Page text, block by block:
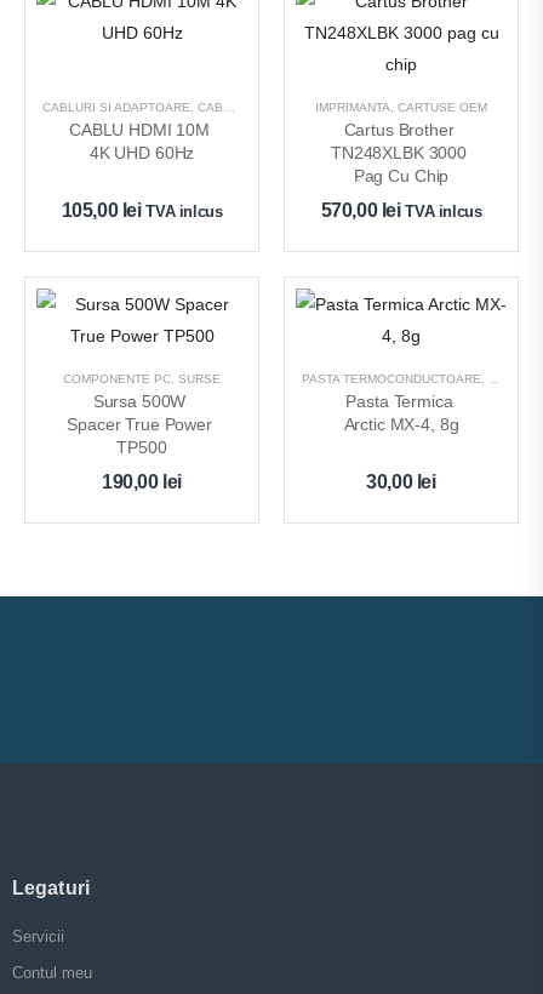
CABLURI SI ADAPTOARE CABLURI
CABLU HDMI 10M
4K UHD 60Hz
105,00 lei TVA inlcus
IMPRIMANTA CARTUSE OEM
Cartus Brother
TN248XLBK 3000
Pag Cu Chip
570,00 lei TVA inlcus
COMPONENTE PC SURSE
Sursa 500W
Spacer True Power
TP500
190,00 lei
PASTA TERMOCONDUCTOARE
Pasta Termica
Arctic MX-4, 8g
30,00 lei
Legaturi
Servicii
Contul meu